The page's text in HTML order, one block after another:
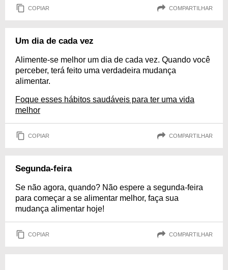
COPIAR COMPARTILHAR
Um dia de cada vez
Alimente-se melhor um dia de cada vez. Quando você
perceber, terá feito uma verdadeira mudança
alimentar.
Foque esses hábitos saudáveis para ter uma vida
melhor
COPIAR COMPARTILHAR
Segunda-feira
Se não agora, quando? Não espere a segunda-feira
para começar a se alimentar melhor, faça sua
mudança alimentar hoje!
COPIAR COMPARTILHAR